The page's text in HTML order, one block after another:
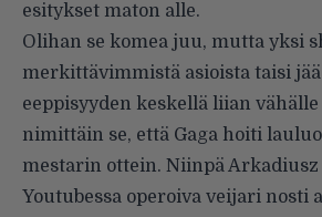
esitykset maton alle.
Olihan se komea juu, mutta yksi
merkittävimmistä asioista taisi
eeppisyyden keskellä liian
nimittäin se, että Gaga hoiti
mestarin ottein. Niinpä
Youtubessa operoiva veijari nosti